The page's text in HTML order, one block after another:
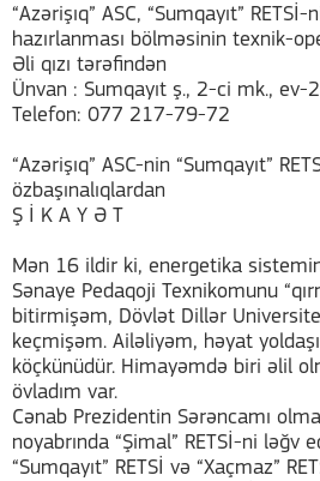
“Azərişıq” ASC, “Sumqayıt”
hazırlanması bölməsinin texnik-
Əli qızı tərəfindən
Ünvan : Sumqayıt ş., 2-ci mk.,
Telefon: 077 217-79-72
“Azərişıq” ASC-nin “Sumqayıt”
özbaşınalıqlardan
Ş İ K A Y Ə T
Mən 16 ildir ki, energetika
Sənaye Pedaqoji Texnikomunu
bitirmişəm, Dövlət Dillər
keçmişəm. Ailəliyəm, həyat
köçkünüdür. Himayəmdə biri əlil
övladım var.
Cənab Prezidentin Sərəncamı
noyabrında “Şimal” RETSİ-ni ləğv
“Sumqayıt” RETSİ və “Xaçmaz”